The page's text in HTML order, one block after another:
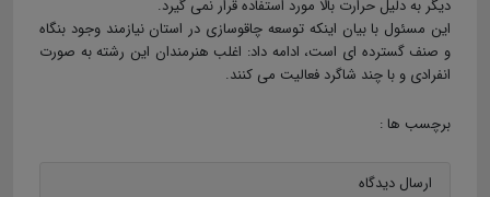
دیگر به دلیل حرارت بالا مورد استفاده قرار نمی گیرد.
این مسئول با بیان اینکه توسعه چاقوسازی در استان نیازمند وجود بنگاه
و صنف گسترده ای است، ادامه داد: اغلب هنرمندان این رشته به صورت
انفرادی و با چند شاگرد فعالیت می کنند.
برچسب ها :
ارسال دیدگاه